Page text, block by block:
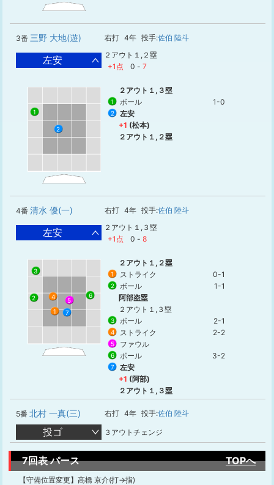
3番 三野 大地(遊) 右打 4年 投手:佐伯 陸斗
左安
２アウト１,２塁
+1点
0 - 7
1
2
２アウト１,３塁
1 ボール 1-0
2
左安
+1 (松本)
２アウト１,２塁
4番 清水 優(一) 右打 4年 投手:佐伯 陸斗
左安
２アウト１,３塁
+1点
0 - 8
1
2
3
4
5
6
7
２アウト１,２塁
1 ストライク 0-1
2 ボール
1-1
阿部盗塁
２アウト１,３塁
3 ボール 2-1
4 ストライク 2-2
5 ファウル
6 ボール 3-2
7
左安
+1 (阿部)
２アウト１,３塁
5番 北村 一真(三) 右打 4年 投手:佐伯 陸斗
投ゴ ３アウトチェンジ
7回表 パース TOPへ
【守備位置変更】高橋 京介(打→指)